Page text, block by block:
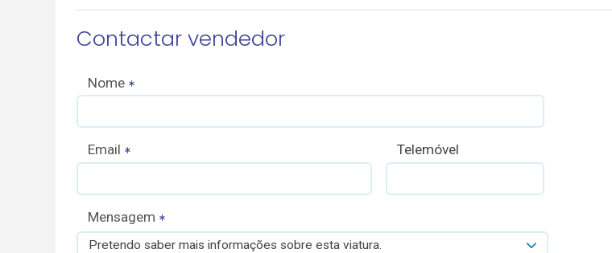
Contactar vendedor
Nome
Email Telemóvel
Mensagem
Pretendo saber mais informações sobre esta viatura.